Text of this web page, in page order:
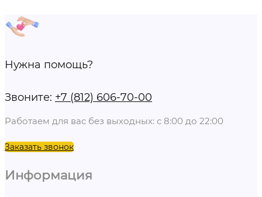
Нужна помощь?
Звоните: +7 (812) 606-70-00
Работаем для вас без выходных: с 8:00 до 22:00
Заказать звонок
Информация